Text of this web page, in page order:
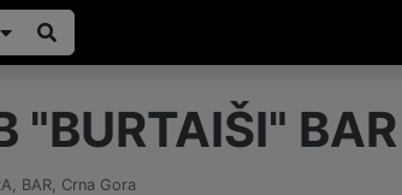
"BURTAIŠI" BAR
, BAR, Crna Gora